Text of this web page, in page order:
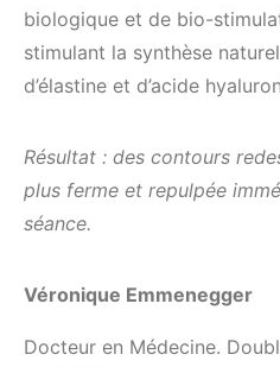
biologique et de bio-
stimulant la synthèse
d’élastine et d’acide
Résultat : des contours
plus ferme et repulpée
séance.
Véronique Emmenegger
Docteur en Médecine.